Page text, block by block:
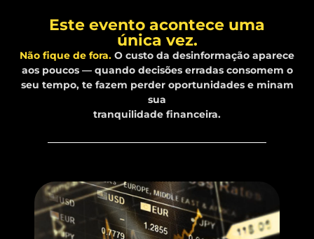
Este evento acontece uma
única vez.
Não fique de fora. O custo da desinformação aparece
aos poucos — quando decisões erradas consomem o
seu tempo, te fazem perder oportunidades e minam
sua
tranquilidade financeira.